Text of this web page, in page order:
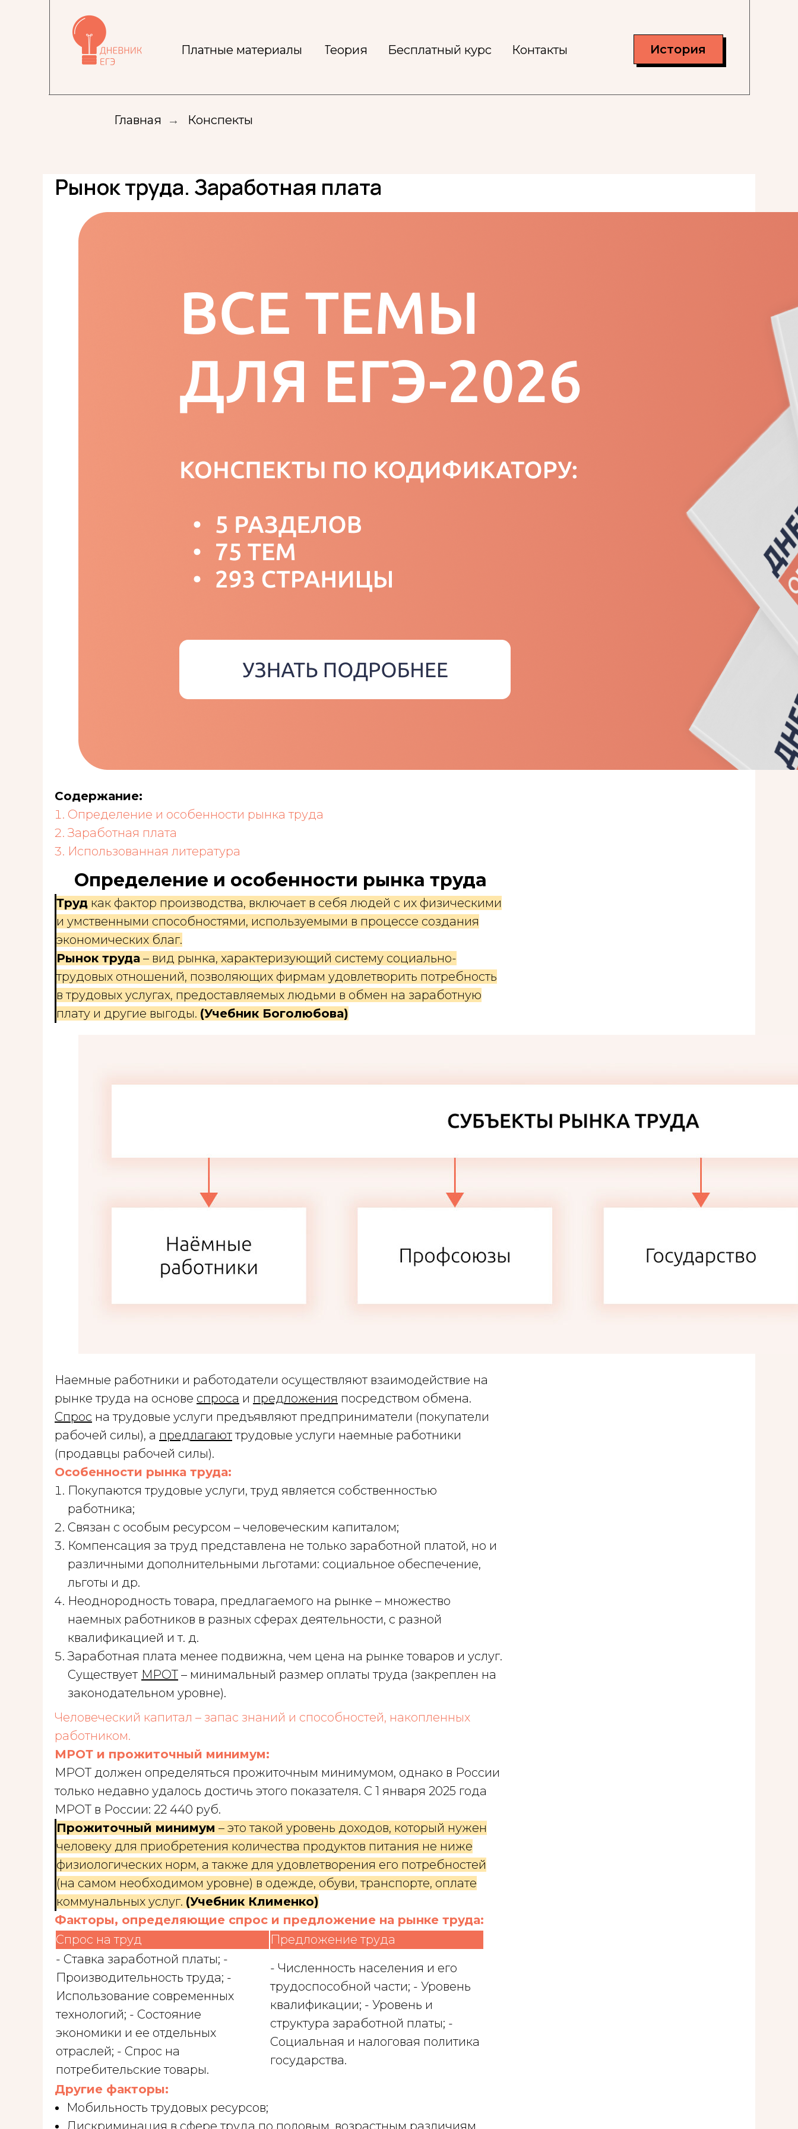
Платные материалы Теория Бесплатный курс Контакты История
Главная → Конспекты
Рынок труда. Заработная плата
Содержание:
Определение и особенности рынка труда
Заработная плата
Использованная литература
Определение и особенности рынка труда
Труд как фактор производства, включает в себя людей с их физическими
и умственными способностями, используемыми в процессе создания
экономических благ.
Рынок труда – вид рынка, характеризующий систему социально-
трудовых отношений, позволяющих фирмам удовлетворить потребность
в трудовых услугах, предоставляемых людьми в обмен на заработную
плату и другие выгоды. (Учебник Боголюбова)
Наемные работники и работодатели осуществляют взаимодействие на
рынке труда на основе спроса и предложения посредством обмена.
Спрос на трудовые услуги предъявляют предприниматели (покупатели
рабочей силы), а предлагаюттрудовые услуги наемные работники
(продавцы рабочей силы).
Особенности рынка труда:
Покупаются трудовые услуги, труд является собственностью
работника;
Связан с особым ресурсом – человеческим капиталом;
Компенсация за труд представлена не только заработной платой, но и
различными дополнительными льготами: социальное обеспечение,
льготы и др.
Неоднородность товара, предлагаемого на рынке – множество
наемных работников в разных сферах деятельности, с разной
квалификацией и т. д.
Заработная плата менее подвижна, чем цена на рынке товаров и услуг.
Существует МРОТ – минимальный размер оплаты труда (закреплен на
законодательном уровне).
Человеческий капитал – запас знаний и способностей, накопленных
работником.
МРОТ и прожиточный минимум:
МРОТ должен определяться прожиточным минимумом, однако в России
только недавно удалось достичь этого показателя. С 1 января 2025 года
МРОТ в России: 22 440 руб.
Прожиточный минимум – это такой уровень доходов, который нужен
человеку для приобретения количества продуктов питания не ниже
физиологических норм, а также для удовлетворения его потребностей
(на самом необходимом уровне) в одежде, обуви, транспорте, оплате
коммунальных услуг. (Учебник Клименко)
Факторы, определяющие спрос и предложение на рынке труда:
Спрос на труд
Предложение труда
- Ставка заработной платы; -
Производительность труда; -
Использование современных
технологий; - Состояние
экономики и ее отдельных
отраслей; - Спрос на
потребительские товары.
- Численность населения и его
трудоспособной части; - Уровень
квалификации; - Уровень и
структура заработной платы; -
Социальная и налоговая политика
государства.
Другие факторы:
Мобильность трудовых ресурсов;
Дискриминация в сфере труда по половым, возрастным различиям,